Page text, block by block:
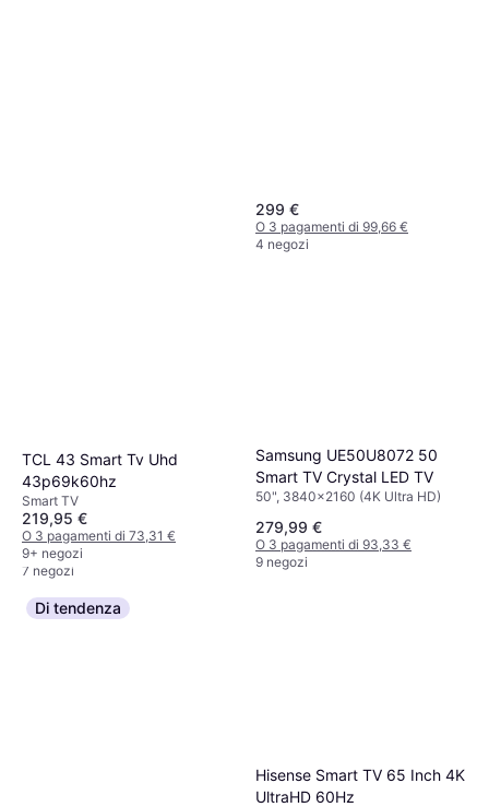
Samsung U8000F
UE65U8092FUXXH Ultra HD
TV 65 Pollici
65" LCD, LED, 3840x2160 (4K
Ultra HD), Smart TV
437,99 €
O 3 pagamenti di 145,99 €
7 negozi
299 €
O 3 pagamenti di 99,66 €
4 negozi
TCL 43 Smart Tv Uhd
43p69k60hz
Smart TV
219,95 €
O 3 pagamenti di 73,31 €
9+ negozi
Samsung UE50U8072 50
Smart TV Crystal LED TV
50", 3840x2160 (4K Ultra HD)
279,99 €
O 3 pagamenti di 93,33 €
9 negozi
Di tendenza
Hisense Smart TV 65 Inch 4K
UltraHD 60Hz